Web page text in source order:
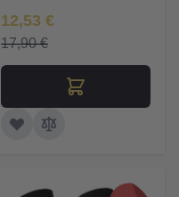
Īpaša Cena
12,53 €
17,90 €